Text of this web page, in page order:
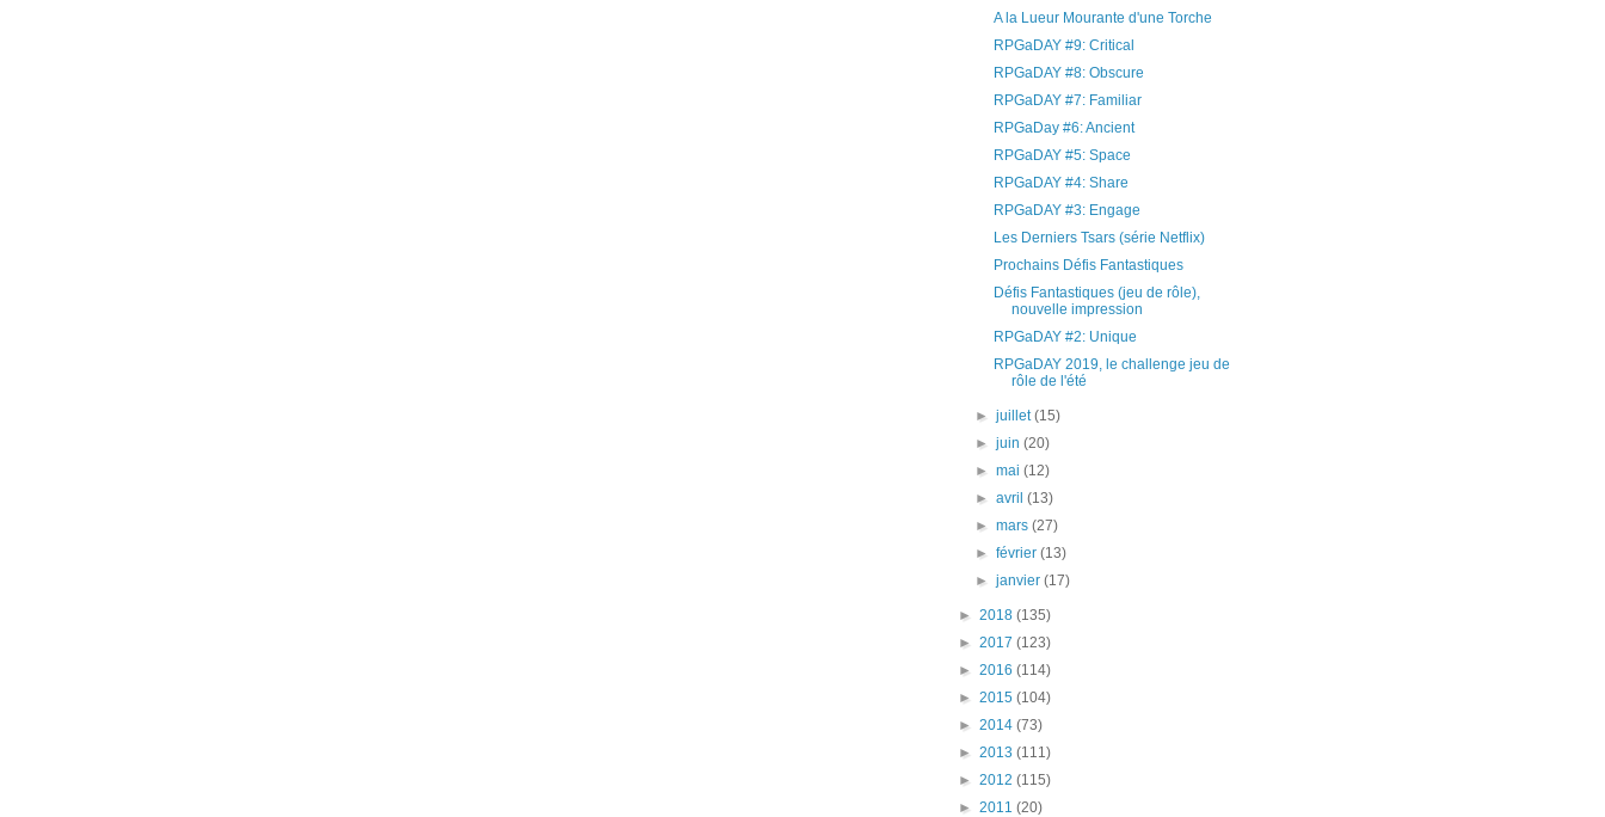
A la Lueur Mourante d'une Torche
RPGaDAY #9: Critical
RPGaDAY #8: Obscure
RPGaDAY #7: Familiar
RPGaDay #6: Ancient
RPGaDAY #5: Space
RPGaDAY #4: Share
RPGaDAY #3: Engage
Les Derniers Tsars (série Netflix)
Prochains Défis Fantastiques
Défis Fantastiques (jeu de rôle),
nouvelle impression
RPGaDAY #2: Unique
RPGaDAY 2019, le challenge jeu de
rôle de l'été
►juillet(15)
►juin(20)
►mai(12)
►avril(13)
►mars(27)
►février(13)
►janvier(17)
► 2018 (135)
► 2017 (123)
► 2016 (114)
► 2015 (104)
► 2014 (73)
► 2013 (111)
► 2012 (115)
► 2011 (20)